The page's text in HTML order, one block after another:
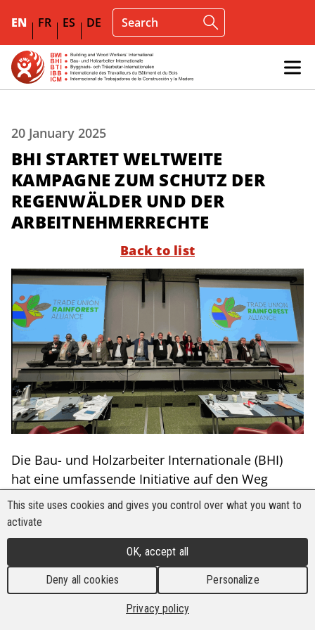
EN FR ES DE
20 January 2025
BHI STARTET WELTWEITE
KAMPAGNE ZUM SCHUTZ DER
REGENWÄLDER UND DER
ARBEITNEHMERRECHTE
Back to list
Die Bau- und Holzarbeiter Internationale (BHI)
hat eine umfassende Initiative auf den Weg
gebracht, um das drängende Problem der
Zerstörung von Regenwald und Ausbeutung der
Arbeitnehmer anzugehen. Die Kampagne läuft
unter dem Titel „Regenwälder blühen auf, wenn
es den Menschen dort gut geht: Ausbeutung
sofort stoppen!“ Sie wurde während des
internationalen BHI-Gipfels zu Klimagerechtigkeit
This site uses cookies and gives you control over what you want to
activate
OK, accept all
Deny all cookies Personalize
Privacy policy